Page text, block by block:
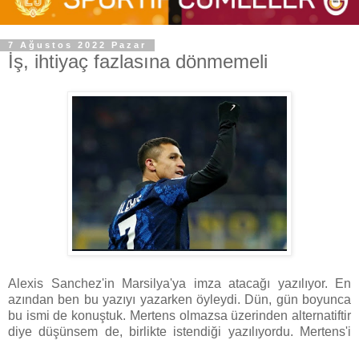
7 Ağustos 2022 Pazar
İş, ihtiyaç fazlasına dönmemeli
Alexis Sanchez'in Marsilya'ya imza atacağı yazılıyor. En
azından ben bu yazıyı yazarken öyleydi. Dün, gün boyunca
bu ismi de konuştuk. Mertens olmazsa üzerinden alternatiftir
diye düşünsem de, birlikte istendiği yazılıyordu. Mertens'i